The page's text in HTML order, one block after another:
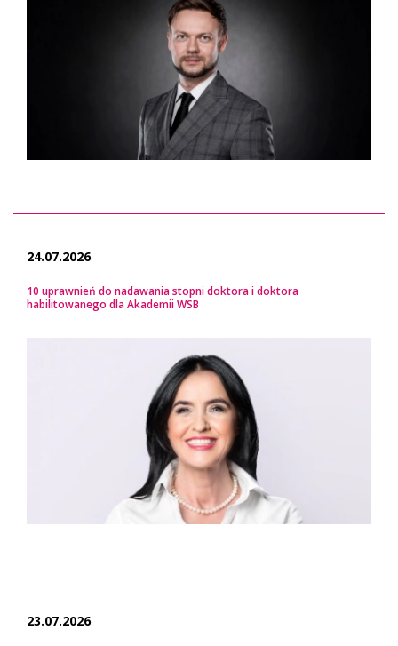
24.07.2026
10 uprawnień do nadawania stopni doktora i doktora
habilitowanego dla Akademii WSB
23.07.2026